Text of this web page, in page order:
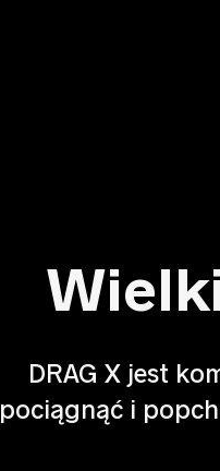
DRAG X jest
pociągnąć i